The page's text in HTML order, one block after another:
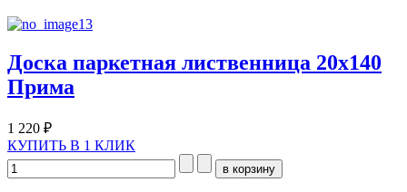
Доска паркетная лиственница 20х140
Прима
1 220 ₽
КУПИТЬ В 1 КЛИК